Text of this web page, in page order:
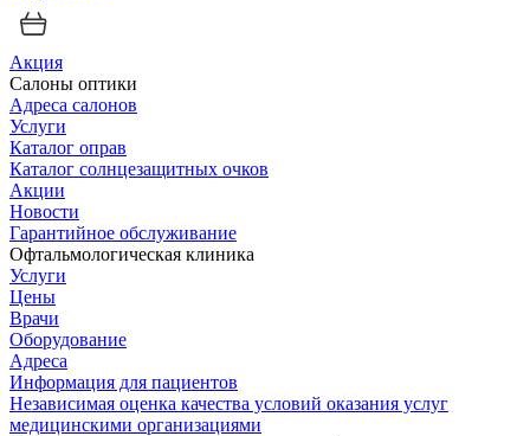
Акция
Салоны оптики
Адреса салонов
Услуги
Каталог оправ
Каталог солнцезащитных очков
Акции
Новости
Гарантийное обслуживание
Офтальмологическая клиника
Услуги
Цены
Врачи
Оборудование
Адреса
Информация для пациентов
Независимая оценка качества условий оказания услуг
медицинскими организациями